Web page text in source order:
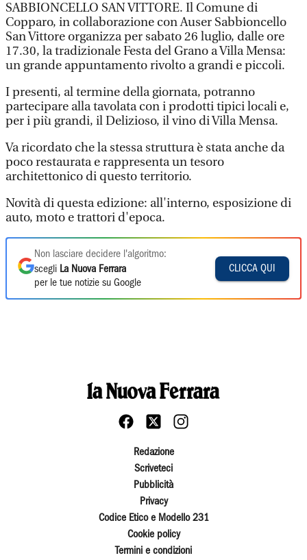
SABBIONCELLO SAN VITTORE. Il Comune di
Copparo, in collaborazione con Auser Sabbioncello
San Vittore organizza per sabato 26 luglio, dalle ore
17.30, la tradizionale Festa del Grano a Villa Mensa:
un grande appuntamento rivolto a grandi e piccoli.
I presenti, al termine della giornata, potranno
partecipare alla tavolata con i prodotti tipici locali e,
per i più grandi, il Delizioso, il vino di Villa Mensa.
Va ricordato che la stessa struttura è stata anche da
poco restaurata e rappresenta un tesoro
architettonico di questo territorio.
Novità di questa edizione: all'interno, esposizione di
auto, moto e trattori d'epoca.
Non lasciare decidere l'algoritmo:
scegli La Nuova Ferrara
per le tue notizie su Google
CLICCA QUI
Redazione
Scriveteci
Pubblicità
Privacy
Codice Etico e Modello 231
Cookie policy
Termini e condizioni